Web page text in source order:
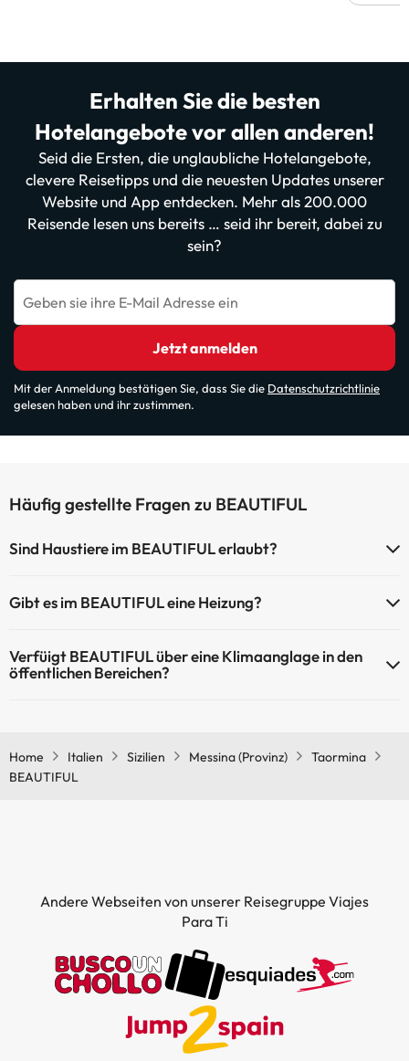
Erhalten Sie die besten
Hotelangebote vor allen anderen!
Seid die Ersten, die unglaubliche Hotelangebote,
clevere Reisetipps und die neuesten Updates unserer
Website und App entdecken. Mehr als 200.000
Reisende lesen uns bereits … seid ihr bereit, dabei zu
sein?
Geben sie ihre E-Mail Adresse ein
Jetzt anmelden
Mit der Anmeldung bestätigen Sie, dass Sie die Datenschutzrichtlinie
gelesen haben und ihr zustimmen.
Häufig gestellte Fragen zu BEAUTIFUL
Sind Haustiere im BEAUTIFUL erlaubt?
Hotel erlaubt. Prüfen Sie die Bedingungen.
Gibt es im BEAUTIFUL eine Heizung?
Verfüigt BEAUTIFUL über eine Klimaanglage in den
öffentlichen Bereichen?
Home Italien Sizilien Messina (Provinz)
Taormina
BEAUTIFUL
Andere Webseiten von unserer Reisegruppe Viajes
Para Ti